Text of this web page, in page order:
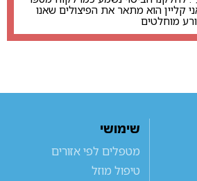
קליין הוא מתאר את הפיצולים שאנו
ורע מוחלטים
שימושי
מטפלים לפי אזורים
טיפול מוזל